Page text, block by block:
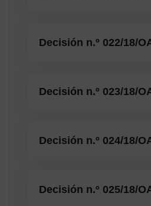
Decisión n.º 022/18/
Decisión n.º 023/18/
Decisión n.º 024/18/
Decisión n.º 025/18/